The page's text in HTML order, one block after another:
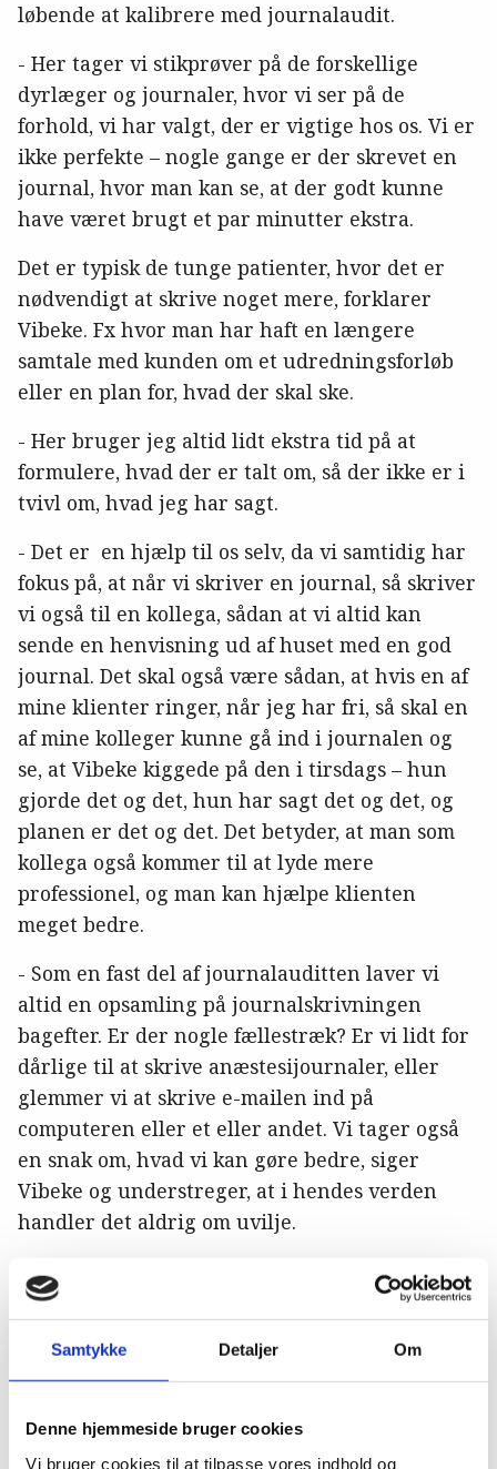
Samtykke Detaljer Om
Denne hjemmeside bruger cookies
Vi bruger cookies til at tilpasse vores indhold og
løbende at kalibrere med journalaudit.
- Her tager vi stikprøver på de forskellige
dyrlæger og journaler, hvor vi ser på de
forhold, vi har valgt, der er vigtige hos os. Vi er
ikke perfekte – nogle gange er der skrevet en
journal, hvor man kan se, at der godt kunne
have været brugt et par minutter ekstra.
Det er typisk de tunge patienter, hvor det er
nødvendigt at skrive noget mere, forklarer
Vibeke. Fx hvor man har haft en længere
samtale med kunden om et udredningsforløb
eller en plan for, hvad der skal ske.
- Her bruger jeg altid lidt ekstra tid på at
formulere, hvad der er talt om, så der ikke er i
tvivl om, hvad jeg har sagt.
- Det er en hjælp til os selv, da vi samtidig har
fokus på, at når vi skriver en journal, så skriver
vi også til en kollega, sådan at vi altid kan
sende en henvisning ud af huset med en god
journal. Det skal også være sådan, at hvis en af
mine klienter ringer, når jeg har fri, så skal en
af mine kolleger kunne gå ind i journalen og
se, at Vibeke kiggede på den i tirsdags – hun
gjorde det og det, hun har sagt det og det, og
planen er det og det. Det betyder, at man som
kollega også kommer til at lyde mere
professionel, og man kan hjælpe klienten
meget bedre.
- Som en fast del af journalauditten laver vi
altid en opsamling på journalskrivningen
bagefter. Er der nogle fællestræk? Er vi lidt for
dårlige til at skrive anæstesijournaler, eller
glemmer vi at skrive e-mailen ind på
computeren eller et eller andet. Vi tager også
en snak om, hvad vi kan gøre bedre, siger
Vibeke og understreger, at i hendes verden
handler det aldrig om uvilje.
- Det er mere det, at man allerhelst vil bruge
krudtet på patienterne. Og hvis det er en travl
ikke får samme prioritet som patienterne.
rutinen ind. Det er ikke fordi, vi har fundet de